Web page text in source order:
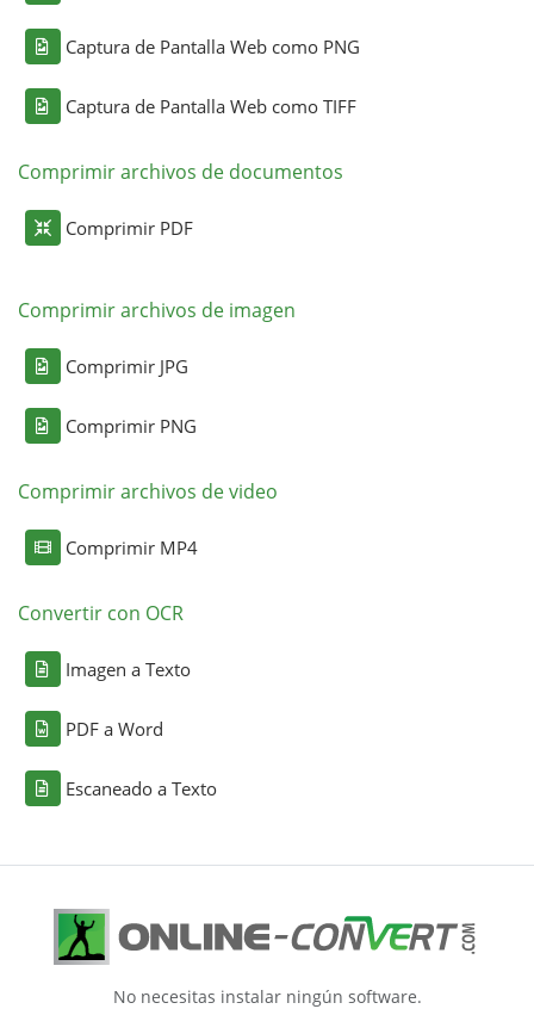
Captura de Pantalla Web como PNG
Captura de Pantalla Web como TIFF
Comprimir archivos de documentos
Comprimir PDF
Comprimir archivos de imagen
Comprimir JPG
Comprimir PNG
Comprimir archivos de video
Comprimir MP4
Convertir con OCR
Imagen a Texto
PDF a Word
Escaneado a Texto
No necesitas instalar ningún software.